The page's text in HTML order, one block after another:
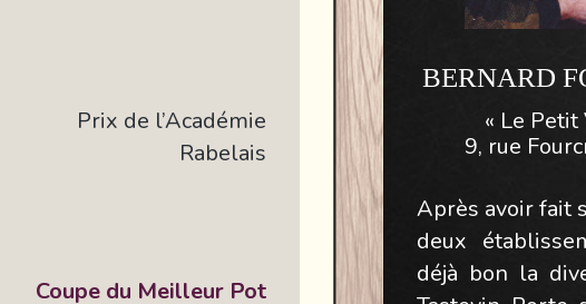
Prix de l’Académie
Rabelais
Coupe du Meilleur Pot
BERNARD
« Le Petit
9, rue
Après avoir fait
deux
déjà bon la